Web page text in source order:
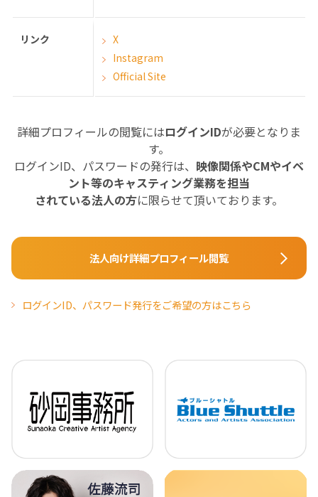
リンク
X
Instagram
Official Site
詳細プロフィールの閲覧にはログインIDが必要となりま
す。
ログインID、パスワードの発行は、 映像関係やCMやイベ
ント等のキャスティング業務を担当
されている法人の方に限らせて頂いております。
法人向け詳細プロフィール閲覧
ログインID、パスワード発行をご希望の方はこちら